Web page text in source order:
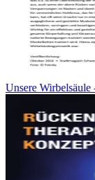
Unsere